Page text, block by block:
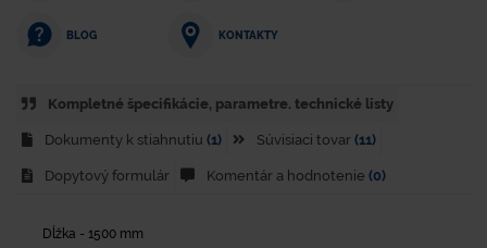
BLOG KONTAKTY
Kompletné špecifikácie, parametre. technické listy
Dokumenty k stiahnutiu (1) Súvisiaci tovar (11)
Dopytový formulár Komentár a hodnotenie (0)
Dĺžka - 1500 mm